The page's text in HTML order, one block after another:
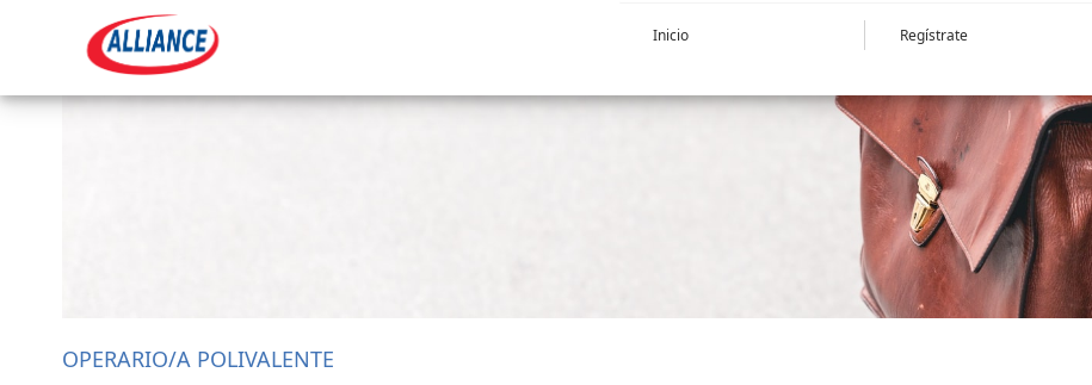
Inicio Regístrate
OPERARIO/A POLIVALENTE